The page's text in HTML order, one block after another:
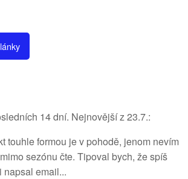
14 dní. Nejnovější z 23.7.:
touhle formou je v pohodě, jenom nevím
sezónu čte. Tipoval bych, že spíš
napsal email...